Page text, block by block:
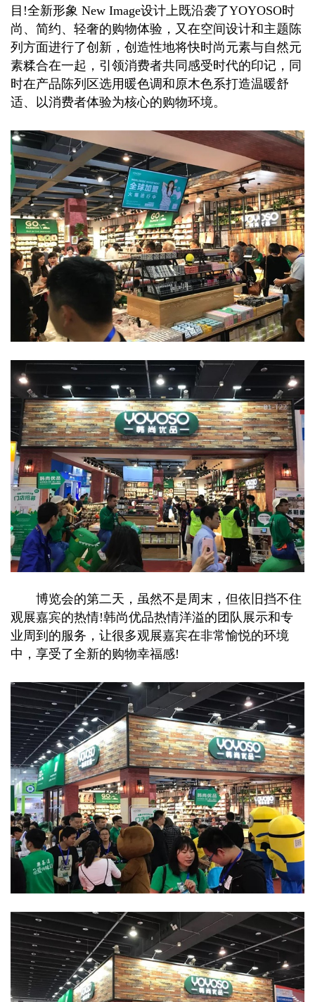
目!全新形象 New Image设计上既沿袭了YOYOSO时
尚、简约、轻奢的购物体验，又在空间设计和主题陈
列方面进行了创新，创造性地将快时尚元素与自然元
素糅合在一起，引领消费者共同感受时代的印记，同
时在产品陈列区选用暖色调和原木色系打造温暖舒
适、以消费者体验为核心的购物环境。
博览会的第二天，虽然不是周末，但依旧挡不住
观展嘉宾的热情!韩尚优品热情洋溢的团队展示和专
业周到的服务，让很多观展嘉宾在非常愉悦的环境
中，享受了全新的购物幸福感!